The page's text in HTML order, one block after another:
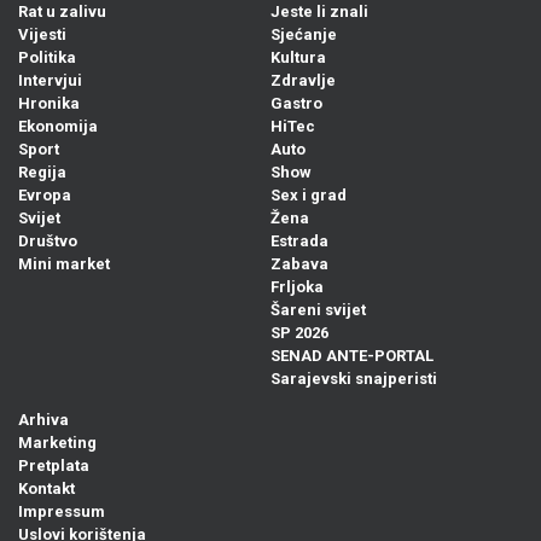
Rat u zalivu
Vijesti
Politika
Intervjui
Hronika
Ekonomija
Sport
Regija
Evropa
Svijet
Društvo
Mini market
Jeste li znali
Sjećanje
Kultura
Zdravlje
Gastro
HiTec
Auto
Show
Sex i grad
Žena
Estrada
Zabava
Frljoka
Šareni svijet
SP 2026
SENAD ANTE-PORTAL
Sarajevski snajperisti
Arhiva
Marketing
Pretplata
Kontakt
Impressum
Uslovi korištenja